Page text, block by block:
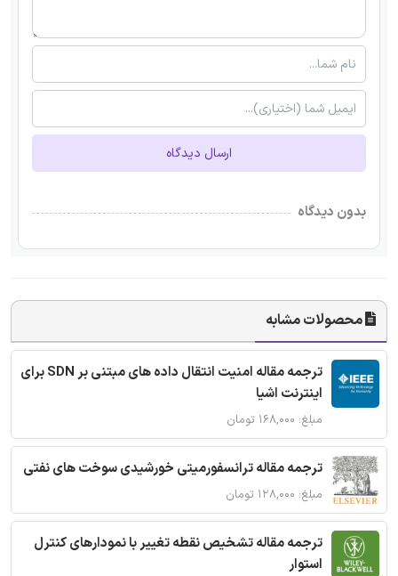
ارسال دیدگاه
بدون دیدگاه
محصولات مشابه
ترجمه مقاله امنیت انتقال داده های مبتنی بر SDN برای
اینترنت اشیا
مبلغ: ۱۶۸,۰۰۰ تومان
ترجمه مقاله ترانسفورمیتی خورشیدی سوخت های نفتی
مبلغ: ۱۲۸,۰۰۰ تومان
ترجمه مقاله تشخیص نقطه تغییر با نمودارهای کنترل
استوار